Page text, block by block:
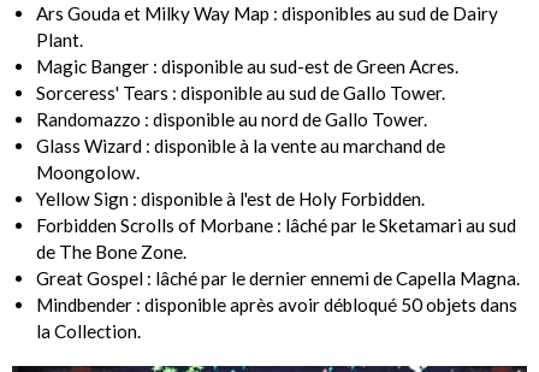
Ars Gouda et Milky Way Map : disponibles au sud de Dairy
Plant.
Magic Banger : disponible au sud-est de Green Acres.
Sorceress' Tears : disponible au sud de Gallo Tower.
Randomazzo : disponible au nord de Gallo Tower.
Glass Wizard : disponible à la vente au marchand de
Moongolow.
Yellow Sign : disponible à l'est de Holy Forbidden.
Forbidden Scrolls of Morbane : lâché par le Sketamari au sud
de The Bone Zone.
Great Gospel : lâché par le dernier ennemi de Capella Magna.
Mindbender : disponible après avoir débloqué 50 objets dans
la Collection.